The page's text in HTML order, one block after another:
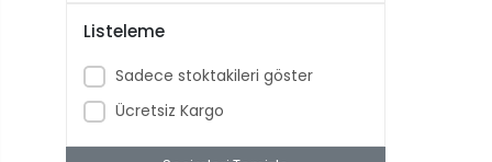
Google
Humane
i-Camera
Listeleme
Sadece stoktakileri göster
Ücretsiz Kargo